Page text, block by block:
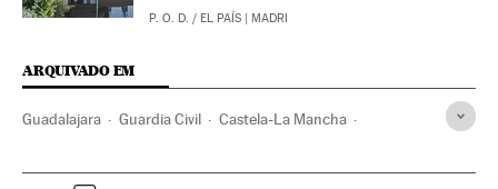
P. O. D. / EL PAÍS | MADRI
ARQUIVADO EM
Guadalajara Guardia Civil Castela-La Mancha